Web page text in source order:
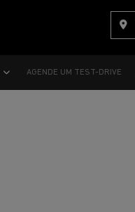
AGENDE UM TEST-DRIVE